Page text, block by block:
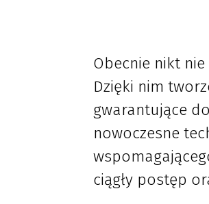
Obecnie nikt
Dzięki nim
gwarantujące
nowoczesne
ciągły postęp